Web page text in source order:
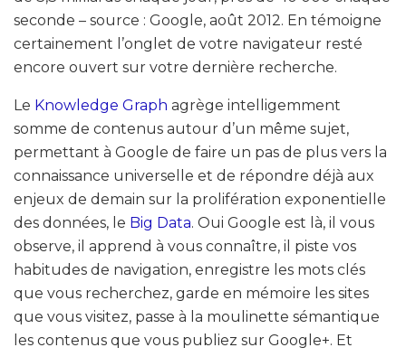
seconde – source : Google, août 2012. En témoigne
certainement l’onglet de votre navigateur resté
encore ouvert sur votre dernière recherche.
Le Knowledge Graph agrège intelligemment
somme de contenus autour d’un même sujet,
permettant à Google de faire un pas de plus vers la
connaissance universelle et de répondre déjà aux
enjeux de demain sur la prolifération exponentielle
des données, le Big Data. Oui Google est là, il vous
observe, il apprend à vous connaître, il piste vos
habitudes de navigation, enregistre les mots clés
que vous recherchez, garde en mémoire les sites
que vous visitez, passe à la moulinette sémantique
les contenus que vous publiez sur Google+. Et